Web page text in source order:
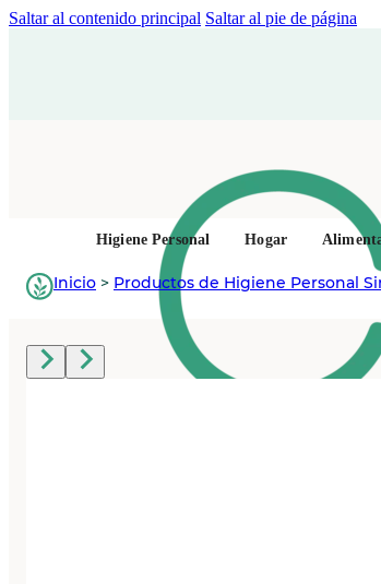
Saltar al contenido principal Saltar al pie de página
Higiene Personal Hogar
Inicio > Productos de Higiene Personal